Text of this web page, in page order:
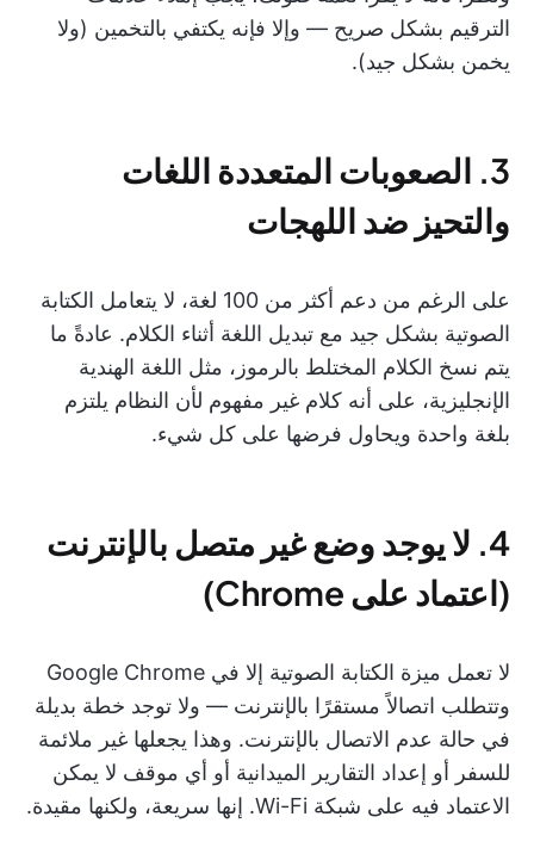
الترقيم بشكل صريح — وإلا فإنه يكتفي بالتخمين (ولا
يخمن بشكل جيد).
3. الصعوبات المتعددة اللغات
والتحيز ضد اللهجات
على الرغم من دعم أكثر من 100 لغة، لا يتعامل الكتابة
الصوتية بشكل جيد مع تبديل اللغة أثناء الكلام. عادةً ما
يتم نسخ الكلام المختلط بالرموز، مثل اللغة الهندية
الإنجليزية، على أنه كلام غير مفهوم لأن النظام يلتزم
بلغة واحدة ويحاول فرضها على كل شيء.
4. لا يوجد وضع غير متصل بالإنترنت
(اعتماد على Chrome)
لا تعمل ميزة الكتابة الصوتية إلا في Google Chrome
وتتطلب اتصالاً مستقرًا بالإنترنت — ولا توجد خطة بديلة
في حالة عدم الاتصال بالإنترنت. وهذا يجعلها غير ملائمة
للسفر أو إعداد التقارير الميدانية أو أي موقف لا يمكن
الاعتماد فيه على شبكة Wi-Fi. إنها سريعة، ولكنها مقيدة.